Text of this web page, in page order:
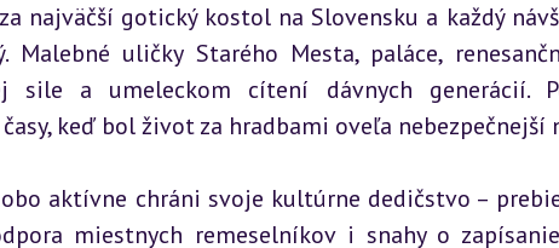
najväčší gotický kostol na Slovensku a každý
Malebné uličky Starého Mesta, paláce,
sile a umeleckom cítení dávnych generácií.
keď bol život za hradbami oveľa nebezpečnejší
aktívne chráni svoje kultúrne dedičstvo –
miestnych remeselníkov i snahy o